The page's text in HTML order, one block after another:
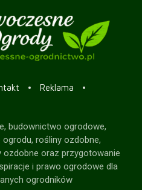
Reklama
budownictwo ogrodowe,
rośliny ozdobne,
oraz przygotowanie
i prawo ogrodowe dla
ogrodników